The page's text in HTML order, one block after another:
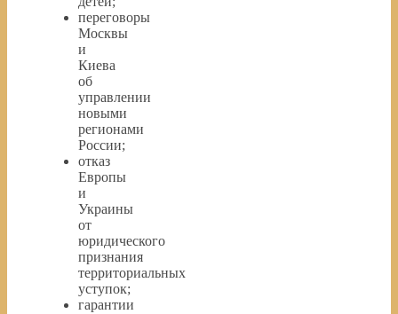
переговоры
Москвы
и
Киева
об
управлении
новыми
регионами
России;
отказ
Европы
и
Украины
от
юридического
признания
территориальных
уступок;
гарантии